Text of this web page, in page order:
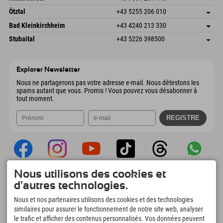
6272 Kaltenbach im Zillertal
Autriche
Informations d'arrivée
Réservation
Freizeitpark 10
Autriche
Enregistrer l'adresse
Réservation
Ötztal +43 5255 206 010
Gscheat 14
6441 Umhausen
Autriche
Enregistrer l'adresse
Informations d'arrivée
Réservation
Bad Kleinkirchheim +43 4240 213 330
Dorfstraße 24
Enregistrer l'adresse
Stubaital +43 5226 398500
Explorer Newsletter
Nous ne partagerons pas votre adresse e-mail. Nous détestons les
spams autant que vous. Promis ! Vous pouvez vous désabonner à
tout moment.
Explorer App
Téléchargez vos #ExplorerMoments, Mon
Explorer à emporter avec aperçu de vos
réservations, liste de choses à faire, aperçu
des restaurants et bien plus encore.
Nous utilisons des cookies et
d'autres technologies.
Nous et nos partenaires utilisons des cookies et des technologies
similaires pour assurer le fonctionnement de notre site web, analyser
le trafic et afficher des contenus personnalisés. Vos données peuvent